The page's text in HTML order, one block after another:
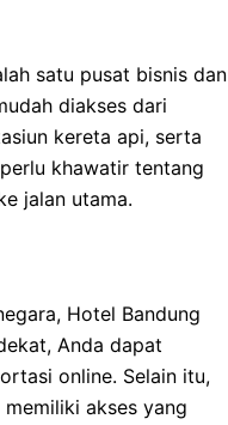
satu pusat bisnis dan
diakses dari
kereta api, serta
khawatir tentang
jalan utama.
Hotel Bandung
Anda dapat
online. Selain itu,
akses yang